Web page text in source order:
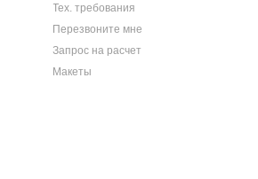
Макеты
Запрос на расчет
Перезвоните мне
Тех. требования